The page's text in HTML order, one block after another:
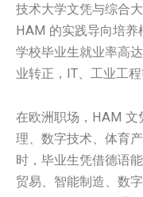
技术大学文凭与综合
HAM 的实践导向培养
学校毕业生就业率高
业转正，IT、工业工
在欧洲职场，HAM 文
理、数字技术、体育
时，毕业生凭借德语
贸易、智能制造、数